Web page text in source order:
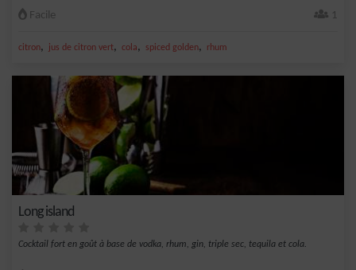
Facile 1
citron, jus de citron vert, cola, spiced golden, rhum
Long island
Cocktail fort en goût à base de vodka, rhum, gin, triple sec, tequila et cola.